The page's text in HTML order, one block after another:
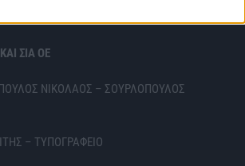
ΣΙΑ ΟΕ
ΝΙΚΟΛΑΟΣ – ΣΟΥΡΛΟΠΟΥΛΟΣ
– ΤΥΠΟΓΡΑΦΕΙΟ